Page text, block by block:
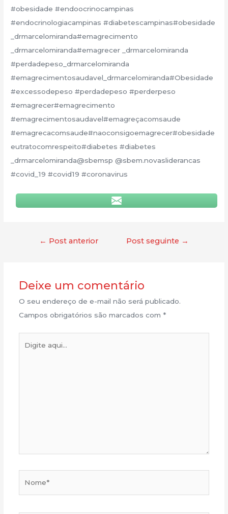
#obesidade #endoocrinocampinas
#endocrinologiacampinas #diabetescampinas#obesidade
_drmarcelomiranda#emagrecimento
_drmarcelomiranda#emagrecer _drmarcelomiranda
#perdadepeso_drmarcelomiranda
#emagrecimentosaudavel_drmarcelomiranda#Obesidade
#excessodepeso #perdadepeso #perderpeso
#emagrecer#emagrecimento
#emagrecimentosaudavel#emagreçacomsaude
#emagrecacomsaude#naoconsigoemagrecer#obesidade
eutratocomrespeito#diabetes #diabetes
_drmarcelomiranda@sbemsp @sbem.novasliderancas
#covid_19 #covid19 #coronavirus
← Post anterior Post seguinte →
Deixe um comentário
O seu endereço de e-mail não será publicado.
Campos obrigatórios são marcados com *